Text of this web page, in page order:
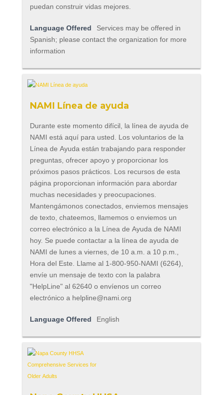
puedan construir vidas mejores.
Language Offered
Services may be offered in
Spanish; please contact the organization for more
information
NAMI Línea de ayuda
Durante este momento difícil, la línea de ayuda de
NAMI está aquí para usted. Los voluntarios de la
Línea de Ayuda están trabajando para responder
preguntas, ofrecer apoyo y proporcionar los
próximos pasos prácticos. Los recursos de esta
página proporcionan información para abordar
muchas necesidades y preocupaciones.
Mantengámonos conectados, enviemos mensajes
de texto, chateemos, llamemos o enviemos un
correo electrónico a la Línea de Ayuda de NAMI
hoy. Se puede contactar a la línea de ayuda de
NAMI de lunes a viernes, de 10 a.m. a 10 p.m.,
Hora del Este. Llame al 1-800-950-NAMI (6264),
envíe un mensaje de texto con la palabra
"HelpLine" al 62640 o envíenos un correo
electrónico a helpline@nami.org
Language Offered English